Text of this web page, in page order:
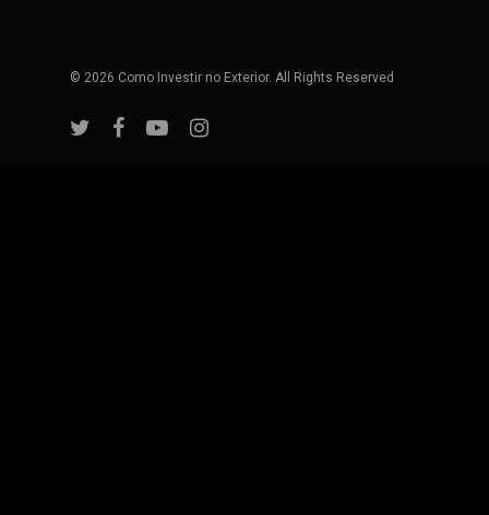
© 2026 Como Investir no Exterior. All Rights Reserved